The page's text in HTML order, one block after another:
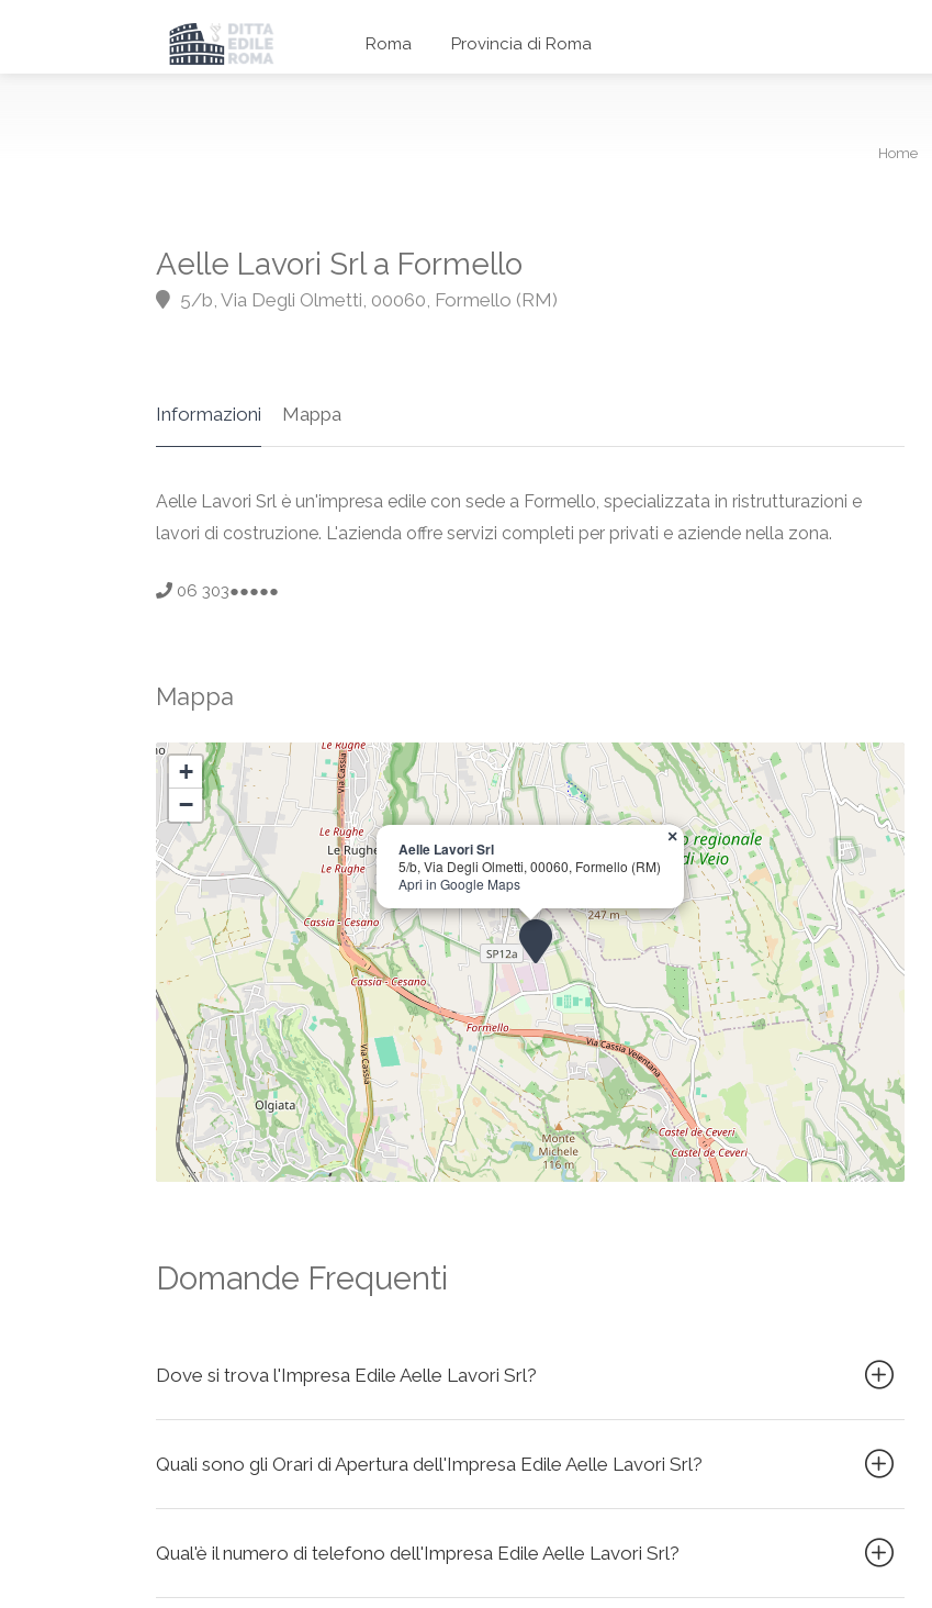
Roma Provincia di Roma
Home
Aelle Lavori Srl a Formello
5/b, Via Degli Olmetti, 00060, Formello (RM)
Informazioni Mappa
Aelle Lavori Srl è un'impresa edile con sede a Formello, specializzata in ristrutturazioni e
lavori di costruzione. L'azienda offre servizi completi per privati e aziende nella zona.
06 303●●●●●
Mappa
Aelle Lavori Srl
5/b, Via Degli Olmetti, 00060, Formello (RM)
Apri in Google Maps
×
+
−
Domande Frequenti
Dove si trova l'Impresa Edile Aelle Lavori Srl?
Quali sono gli Orari di Apertura dell'Impresa Edile Aelle Lavori Srl?
Qual'è il numero di telefono dell'Impresa Edile Aelle Lavori Srl?